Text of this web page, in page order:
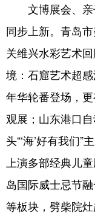
文博展会、亲
同步上新。青岛
关维兴水彩艺术
境：石窟艺术超
年华轮番登场，
观展；山东港口
头“‘海’好有我们
上演多部经典儿
岛国际威士忌节
等板块，劈柴院